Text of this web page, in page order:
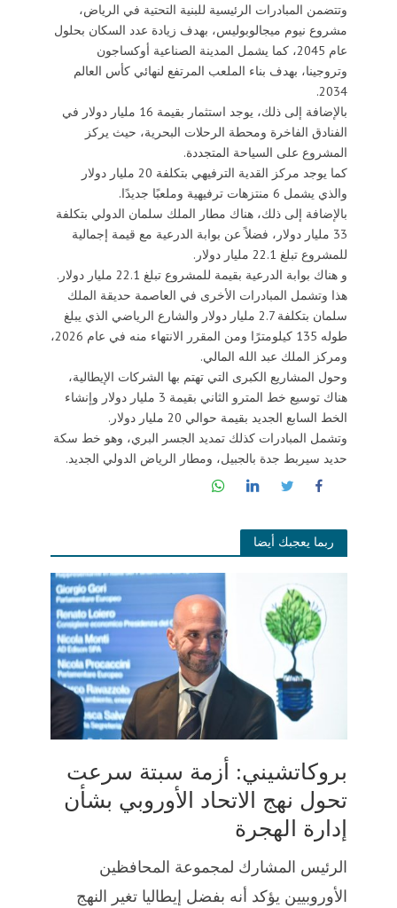
وتتضمن المبادرات الرئيسية للبنية التحتية في الرياض،
مشروع نيوم ميجالوبوليس، بهدف زيادة عدد السكان بحلول
عام 2045، كما يشمل المدينة الصناعية أوكساجون
وتروجينا، بهدف بناء الملعب المرتفع لنهائي كأس العالم
2034.
بالإضافة إلى ذلك، يوجد استثمار بقيمة 16 مليار دولار في
الفنادق الفاخرة ومحطة الرحلات البحرية، حيث يركز
المشروع على السياحة المتجددة.
كما يوجد مركز القدية الترفيهي بتكلفة 20 مليار دولار
والذي يشمل 6 منتزهات ترفيهية وملعبًا جديدًا.
بالإضافة إلى ذلك، هناك مطار الملك سلمان الدولي بتكلفة
33 مليار دولار، فضلاً عن بوابة الدرعية مع قيمة إجمالية
للمشروع تبلغ 22.1 مليار دولار.
و هناك بوابة الدرعية بقيمة للمشروع تبلغ 22.1 مليار دولار.
هذا وتشمل المبادرات الأخرى في العاصمة حديقة الملك
سلمان بتكلفة 2.7 مليار دولار والشارع الرياضي الذي يبلغ
طوله 135 كيلومترًا ومن المقرر الانتهاء منه في عام 2026،
ومركز الملك عبد الله المالي.
وحول المشاريع الكبرى التي تهتم بها الشركات الإيطالية،
هناك توسيع خط المترو الثاني بقيمة 3 مليار دولار وإنشاء
الخط السابع الجديد بقيمة حوالي 20 مليار دولار.
وتشمل المبادرات كذلك تمديد الجسر البري، وهو خط سكة
حديد سيربط جدة بالجبيل، ومطار الرياض الدولي الجديد.
ربما يعجبك أيضا
بروكاتشيني: أزمة سبتة سرعت
تحول نهج الاتحاد الأوروبي بشأن
إدارة الهجرة
الرئيس المشارك لمجموعة المحافظين
الأوروبيين يؤكد أنه بفضل إيطاليا تغير النهج